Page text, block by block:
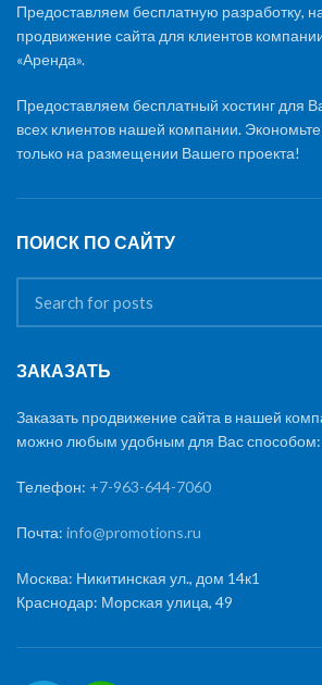
Предоставляем бесплатную разработку,
продвижение сайта для клиентов
«Аренда».
Предоставляем бесплатный хостинг для
всех клиентов нашей компании.
только на размещении Вашего проекта!
ПОИСК ПО САЙТУ
ЗАКАЗАТЬ
Заказать продвижение сайта в нашей
можно любым удобным для Вас способом:
Телефон: +7-963-644-7060
Почта: info@promotions.ru
Москва: Никитинская ул., дом 14к1
Краснодар: Морская улица, 49